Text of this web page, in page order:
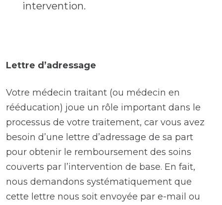
intervention.
Lettre d’adressage
Votre médecin traitant (ou médecin en
rééducation) joue un rôle important dans le
processus de votre traitement, car vous avez
besoin d’une lettre d’adressage de sa part
pour obtenir le remboursement des soins
couverts par l’intervention de base. En fait,
nous demandons systématiquement que
cette lettre nous soit envoyée par e-mail ou